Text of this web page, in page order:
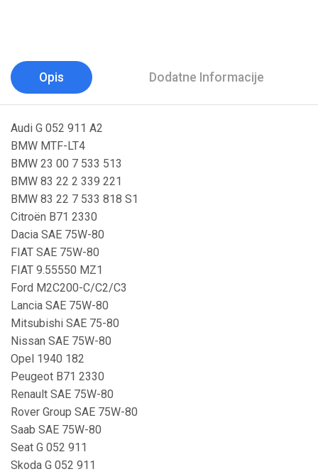
Opis Dodatne Informacije
Audi G 052 911 A2
BMW MTF-LT4
BMW 23 00 7 533 513
BMW 83 22 2 339 221
BMW 83 22 7 533 818 S1
Citroën B71 2330
Dacia SAE 75W-80
FIAT SAE 75W-80
FIAT 9.55550 MZ1
Ford M2C200-C/C2/C3
Lancia SAE 75W-80
Mitsubishi SAE 75-80
Nissan SAE 75W-80
Opel 1940 182
Peugeot B71 2330
Renault SAE 75W-80
Rover Group SAE 75W-80
Saab SAE 75W-80
Seat G 052 911
Skoda G 052 911